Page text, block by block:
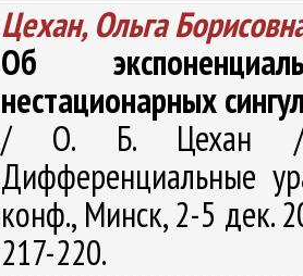
Цехан, Ольга
Об
нестационарных
/ О. Б. Цехан //
Дифференциальные
конф., Минск, 2-5 дек.
217-220.